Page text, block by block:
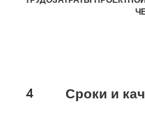
4 Сроки и